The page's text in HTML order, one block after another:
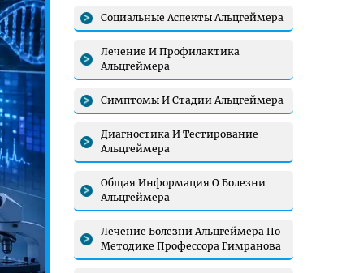
Социальные Аспекты Альцгеймера
Лечение И Профилактика
Альцгеймера
Симптомы И Стадии Альцгеймера
Диагностика И Тестирование
Альцгеймера
Общая Информация О Болезни
Альцгеймера
Лечение Болезни Альцгеймера По
Методике Профессора Гимранова